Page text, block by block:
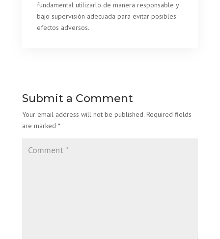
fundamental utilizarlo de manera responsable y
bajo supervisión adecuada para evitar posibles
efectos adversos.
Submit a Comment
Your email address will not be published. Required fields
are marked *